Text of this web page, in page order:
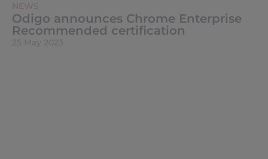
NEWS
Odigo announces Chrome Enterprise
Recommended certification